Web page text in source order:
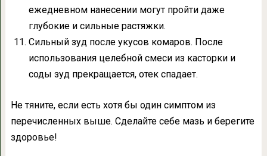
ежедневном нанесении могут пройти даже
глубокие и сильные растяжки.
Сильный зуд после укусов комаров. После
использования целебной смеси из касторки и
соды зуд прекращается, отек спадает.
Не тяните, если есть хотя бы один симптом из
перечисленных выше. Сделайте себе мазь и берегите
здоровье!